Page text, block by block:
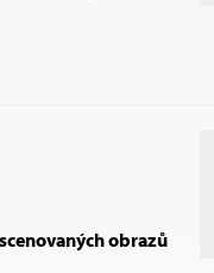
obrazů